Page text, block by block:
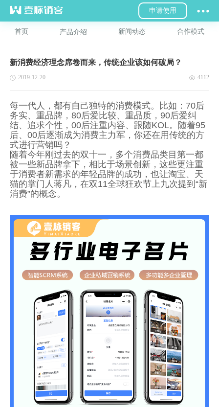
申请使用
首页 产品介绍 新闻动态 合作模式
新消费经济理念席卷而来，传统企业该如何破局？
2019-12-20 4112
每一代人，都有自己独特的消费模式。比如：70后
务实、重品牌，80后爱比较、重品质，90后爱纠
结、追求个性，00后注重内容、跟随KOL。随着95
后、00后逐渐成为消费主力军，你还在用传统的方
式进行营销吗？
随着今年刚过去的双十一，多个消费品类目第一都
被一些新品牌拿下，相比于场景创新，这些更注重
于消费者新需求的年轻品牌的成功，也让淘宝、天
猫的掌门人蒋凡，在双11全球狂欢节上九次提到“新
消费”的概念。